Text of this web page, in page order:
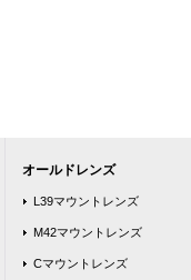
オールドレンズ
L39マウントレンズ
M42マウントレンズ
Cマウントレンズ